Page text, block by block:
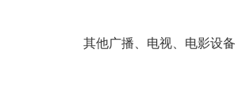
其他广播、电视、电影设备